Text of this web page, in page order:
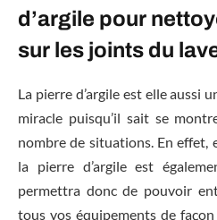
d’argile pour
sur les joints du
La pierre d’argile est elle aussi
miracle puisqu’il sait se
nombre de situations. En effet,
la pierre d’argile est
permettra donc de pouvoir
tous vos équipements de